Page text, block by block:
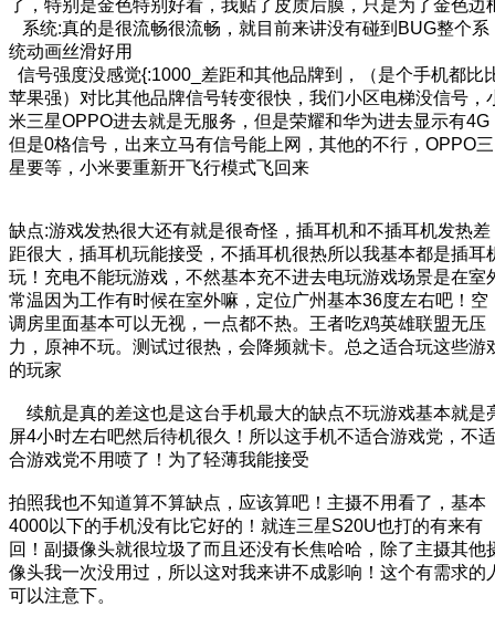
了，特别是金色特别好看，我贴了皮质后膜，只是为了金色边
系统:真的是很流畅很流畅，就目前来讲没有碰到BUG整个系
统动画丝滑好用
信号强度没感觉{:1000_差距和其他品牌到，（是个手机都比
苹果强）对比其他品牌信号转变很快，我们小区电梯没信号，
米三星OPPO进去就是无服务，但是荣耀和华为进去显示有4G
但是0格信号，出来立马有信号能上网，其他的不行，OPPO三
星要等，小米要重新开飞行模式飞回来
缺点:游戏发热很大还有就是很奇怪，插耳机和不插耳机发热差
距很大，插耳机玩能接受，不插耳机很热所以我基本都是插耳
玩！充电不能玩游戏，不然基本充不进去电玩游戏场景是在室
常温因为工作有时候在室外嘛，定位广州基本36度左右吧！空
调房里面基本可以无视，一点都不热。王者吃鸡英雄联盟无压
力，原神不玩。测试过很热，会降频就卡。总之适合玩这些游
的玩家
续航是真的差这也是这台手机最大的缺点不玩游戏基本就是
屏4小时左右吧然后待机很久！所以这手机不适合游戏党，不适
合游戏党不用喷了！为了轻薄我能接受
拍照我也不知道算不算缺点，应该算吧！主摄不用看了，基本
4000以下的手机没有比它好的！就连三星S20U也打的有来有
回！副摄像头就很垃圾了而且还没有长焦哈哈，除了主摄其他
像头我一次没用过，所以这对我来讲不成影响！这个有需求的
可以注意下。